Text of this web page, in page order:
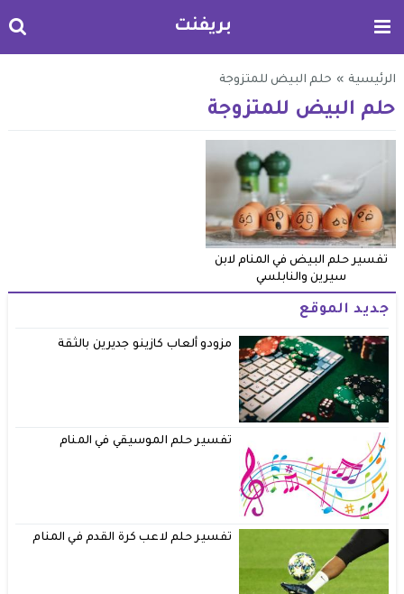
بريفنت
الرئيسية » حلم البيض للمتزوجة
حلم البيض للمتزوجة
تفسير حلم البيض في المنام لابن
سيرين والنابلسي
جديد الموقع
مزودو ألعاب كازينو جديرين بالثقة
تفسير حلم الموسيقي في المنام
تفسير حلم لاعب كرة القدم في المنام